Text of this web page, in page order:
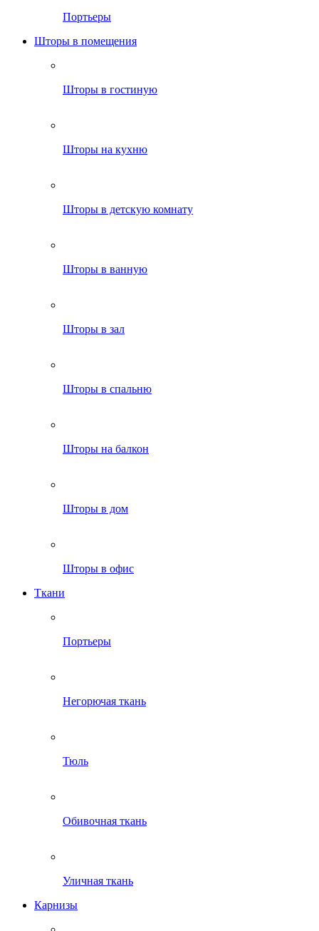
Портьеры
Шторы в помещения
Шторы в гостиную
Шторы на кухню
Шторы в детскую комнату
Шторы в ванную
Шторы в зал
Шторы в спальню
Шторы на балкон
Шторы в дом
Шторы в офис
Ткани
Портьеры
Негорючая ткань
Тюль
Обивочная ткань
Уличная ткань
Карнизы